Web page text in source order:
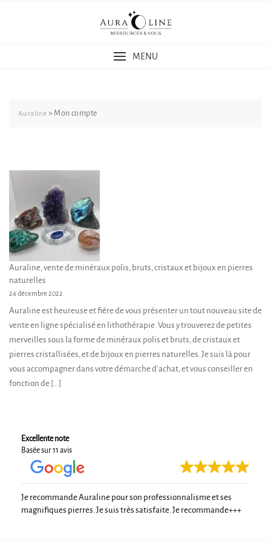
MENU
Auraline > Mon compte
Auraline, vente de minéraux polis, bruts, cristaux et bijoux en pierres
naturelles
24 décembre 2022
Auraline est heureuse et fière de vous présenter un tout nouveau site de
vente en ligne spécialisé en lithothérapie. Vous y trouverez de petites
merveilles sous la forme de minéraux polis et bruts, de cristaux et
pierres cristallisées, et de bijoux en pierres naturelles. Je suis là pour
vous accompagner dans votre démarche d’achat, et vous conseiller en
fonction de […]
Excellente note
Basée sur 11 avis
Je recommande Auraline pour son professionnalisme et ses
magnifiques pierres. Je suis très satisfaite. Je recommande+++